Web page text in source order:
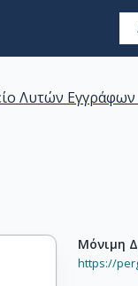
Λυτών
Μόνιμη
https://